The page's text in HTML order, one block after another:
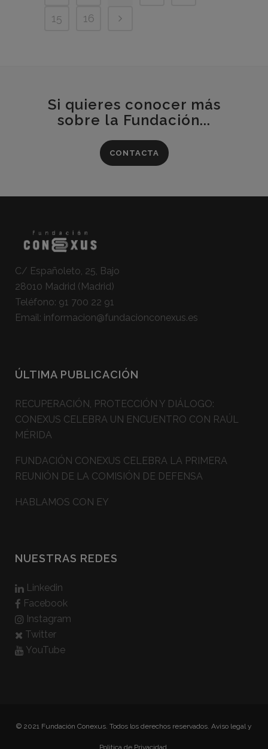
15
16
Si quieres conocer más
sobre la Fundación...
CONTACTA
C/ Españoleto, 25, Bajo
28010 Madrid (Madrid)
Teléfono: 91 700 22 91
Email: informacion@fundacionconexus.es
ÚLTIMA PUBLICACIÓN
RECUPERACIÓN, PROTECCIÓN Y DIÁLOGO:
CONEXUS CELEBRA UN ENCUENTRO CON RAÚL
MÉRIDA
FUNDACIÓN CONEXUS CELEBRA LA PRIMERA
REUNIÓN DE LA COMISIÓN DE DEFENSA
HABLAMOS CON EY
NUESTRAS REDES
Linkedin
Facebook
Instagram
Twitter
YouTube
© 2021 Fundación Conexus. Todos los derechos reservados. Aviso legal y
Politica de Privacidad.